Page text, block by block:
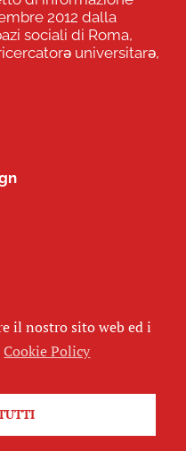
2012 dalla
sociali di Roma,
universitarə,
il nostro sito web ed i
Cookie Policy